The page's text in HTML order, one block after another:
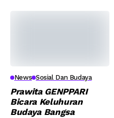
News Sosial Dan Budaya
Prawita GENPPARI
Bicara Keluhuran
Budaya Bangsa